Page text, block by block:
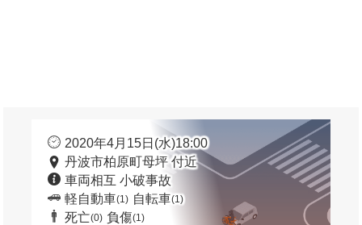
2020年4月15日(水)18:00
丹波市柏原町母坪 付近
車両相互 小破事故
軽自動車(1) 自転車(1)
死亡(0) 負傷(1)